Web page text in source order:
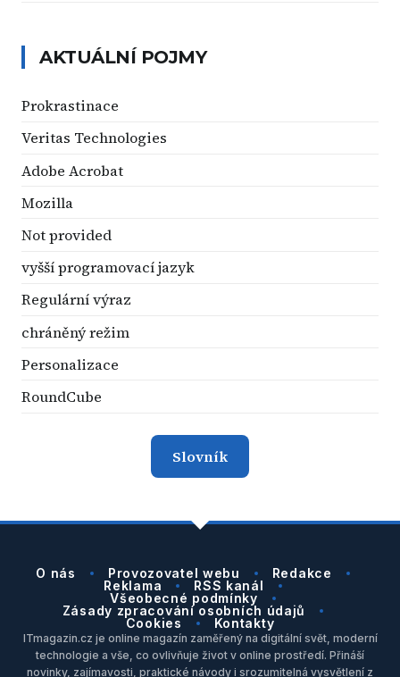
AKTUÁLNÍ POJMY
Prokrastinace
Veritas Technologies
Adobe Acrobat
Mozilla
Not provided
vyšší programovací jazyk
Regulární výraz
chráněný režim
Personalizace
RoundCube
Slovník
O nás Provozovatel webu
Redakce
Reklama
RSS kanál
Všeobecné podmínky
Zásady zpracování osobních údajů
Cookies
Kontakty
ITmagazin.cz je online magazín zaměřený na digitální svět, moderní
technologie a vše, co ovlivňuje život v online prostředí. Přináší
novinky, zajímavosti, praktické návody i srozumitelná vysvětlení z